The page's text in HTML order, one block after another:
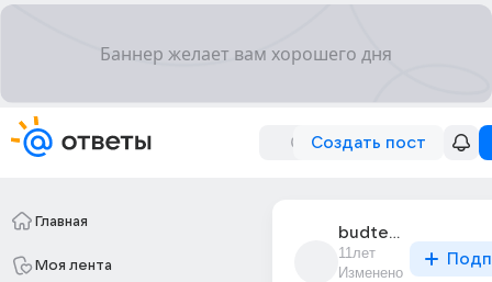
Создать пост
Главная
Моя лента
budte_zdorovy_14
11лет
Изменено